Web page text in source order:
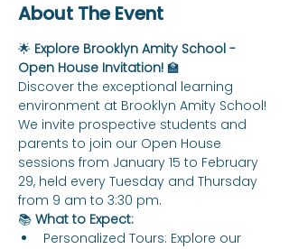
About The Event
🌟 Explore Brooklyn Amity School -
Open House Invitation! 🏫
Discover the exceptional learning
environment at Brooklyn Amity School!
We invite prospective students and
parents to join our Open House
sessions from January 15 to February
29, held every Tuesday and Thursday
from 9 am to 3:30 pm.
📚 What to Expect:
Personalized Tours: Explore our